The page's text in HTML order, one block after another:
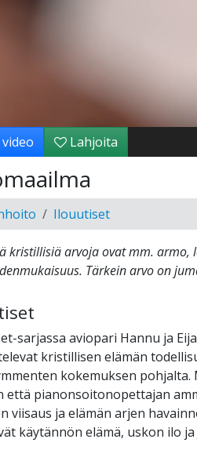
video Lahjoita
Ilouutiset
kristillisiä arvoja ovat mm. armo,
Tärkein arvo on
sarjassa aviopari Hannu ja
kristillisen elämän
kokemuksen pohjalta.
että pianonsoitonopettajan
viisaus ja elämän arjen
käytännön elämä, uskon ilo